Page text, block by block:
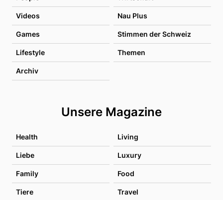
Videos Nau Plus
Games Stimmen der Schweiz
Lifestyle Themen
Archiv
Unsere Magazine
Health Living
Liebe Luxury
Family Food
Tiere Travel